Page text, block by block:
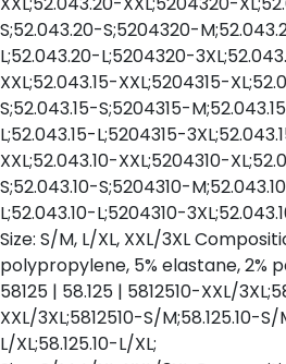
S;52.043.20-S;5204320-
L;52.043.20-L;5204320-
XXL;52.043.15-XXL;5204315-
S;52.043.15-S;5204315-
L;52.043.15-L;5204315-
XXL;52.043.10-XXL;5204310-
S;52.043.10-S;5204310-
L;52.043.10-L;5204310-
Size: S/M, L/XL, XXL/3XL
polypropylene, 5% elastane, 2%
58125 | 58.125 | 5812510-XXL/
XXL/3XL;5812510-S/M;58.125.10-S/
L/XL;58.125.10-L/XL;